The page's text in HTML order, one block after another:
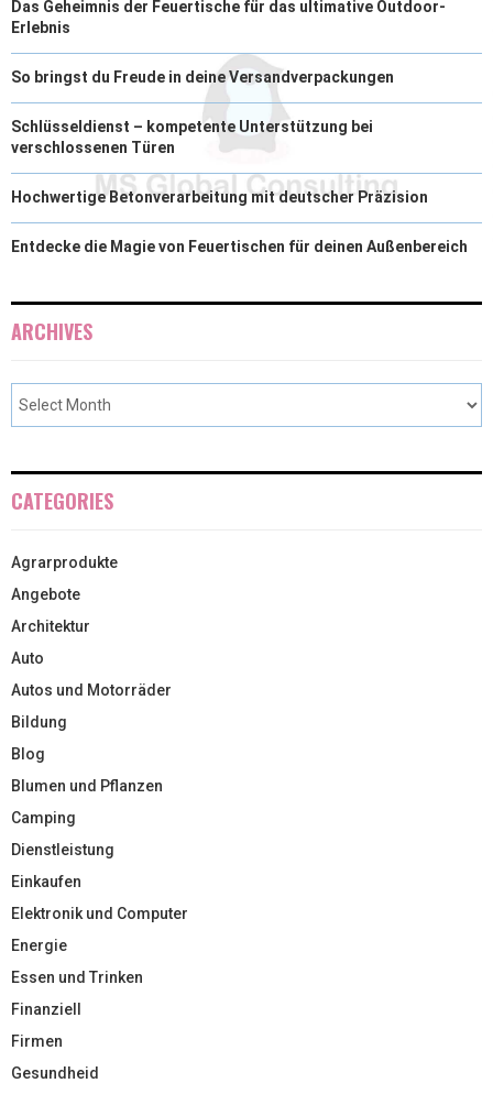
Das Geheimnis der Feuertische für das ultimative Outdoor-
Erlebnis
So bringst du Freude in deine Versandverpackungen
Schlüsseldienst – kompetente Unterstützung bei
verschlossenen Türen
Hochwertige Betonverarbeitung mit deutscher Präzision
Entdecke die Magie von Feuertischen für deinen Außenbereich
ARCHIVES
CATEGORIES
Agrarprodukte
Angebote
Architektur
Auto
Autos und Motorräder
Bildung
Blog
Blumen und Pflanzen
Camping
Dienstleistung
Einkaufen
Elektronik und Computer
Energie
Essen und Trinken
Finanziell
Firmen
Gesundheid